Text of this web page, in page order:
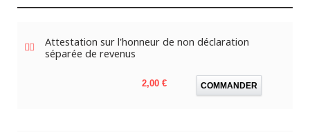
Attestation sur l'honneur de non déclaration
séparée de revenus
Prix
2,00 € COMMANDER